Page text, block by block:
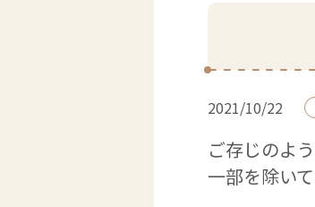
2021/10/22
ご存じのよ
一部を除い